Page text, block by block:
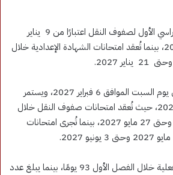
وتبدأ امتحانات الفصل الدراسي الأول لصفوف النقل اعتبارًا من 9 يناير
2027 وحتى 14 يناير 2027، بينما تُعقد امتحانات الشهادة الإعدادية خلال
ويبدأ الفصل الدراسي الثاني يوم السبت الموافق 6 فبراير 2027، ويستمر
حتى الخميس 24 يونيو 2027، حيث تُعقد امتحانات صفوف النقل خلال
الفترة من 22 مايو 2027 وحتى 27 مايو 2027، بينما تُجرى امتحانات
ويبلغ عدد أيام الدراسة الفعلية خلال الفصل الأول 93 يومًا، بينما يبلغ عدد